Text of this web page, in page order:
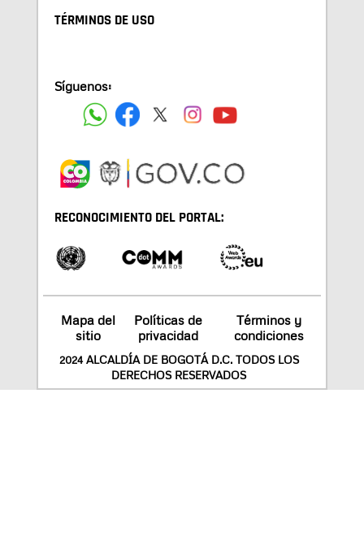
TÉRMINOS DE USO
Síguenos:
RECONOCIMIENTO DEL PORTAL:
Mapa del
sitio
Políticas de
privacidad
Términos y
condiciones
2024 ALCALDÍA DE BOGOTÁ D.C. TODOS LOS
DERECHOS RESERVADOS